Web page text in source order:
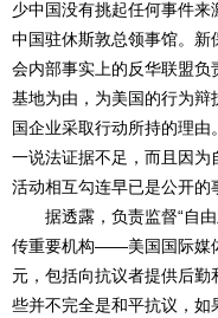
少中国没有挑起任何事件
中国驻休斯敦总领事馆。
会内部事实上的反华联盟负
基地为由，为美国的行为辩
国企业采取行动所持的理
一说法证据不足，而且因为
活动相互勾连早已是公开的
据透露，负责监督“自
传重要机构——美国国际媒
元，包括向抗议者提供后
些并不完全是和平抗议，如